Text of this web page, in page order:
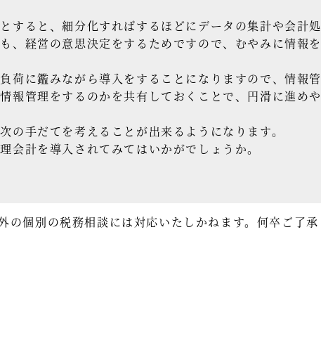
すると、細分化すればするほどにデータの集計や会計処
、経営の意思決定をするためですので、むやみに情報
荷に鑑みながら導入をすることになりますので、情報
報管理をするのかを共有しておくことで、円滑に進めや
手だてを考えることが出来るようになります。
会計を導入されてみてはいかがでしょうか。
個別の税務相談には対応いたしかねます。何卒ご了承